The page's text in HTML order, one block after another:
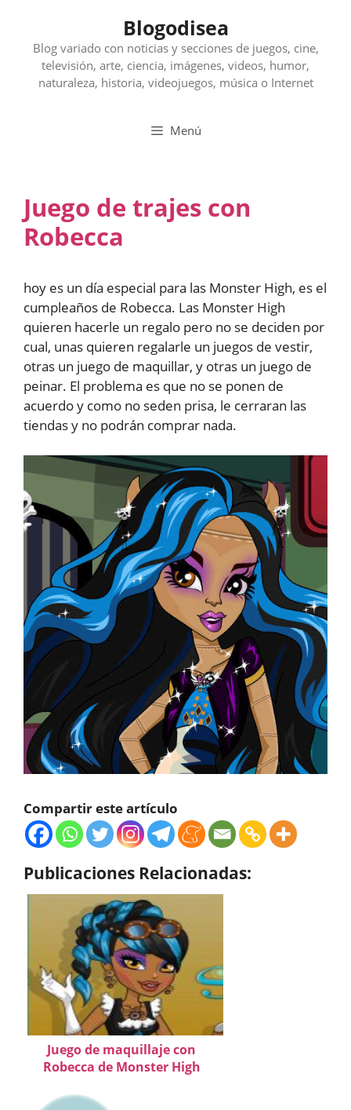
contenido
Blogodisea
Blog variado con noticias y secciones de juegos, cine,
televisión, arte, ciencia, imágenes, videos, humor,
naturaleza, historia, videojuegos, música o Internet
Menú
Juego de trajes con
Robecca
hoy es un día especial para las Monster High, es el
cumpleaños de Robecca. Las Monster High
quieren hacerle un regalo pero no se deciden por
cual, unas quieren regalarle un juegos de vestir,
otras un juego de maquillar, y otras un juego de
peinar. El problema es que no se ponen de
acuerdo y como no seden prisa, le cerraran las
tiendas y no podrán comprar nada.
Compartir este artículo
Publicaciones Relacionadas:
Juego de maquillaje con
Robecca de Monster High